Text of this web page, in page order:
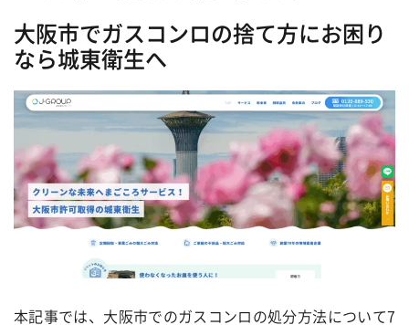
大阪市でガスコンロの捨て方にお困り
なら城東衛生へ
本記事では、大阪市でのガスコンロの処分方法について7